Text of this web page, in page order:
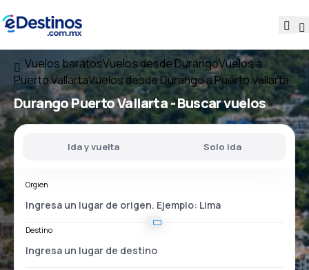
Vuelos baratosVuelos desde DurangoVuelos a
Puerto VallartaVuelos desde Durango a Puerto Vallarta
Durango Puerto Vallarta- Buscar vuelos
Ida y vuelta Solo ida
Orgien
Destino